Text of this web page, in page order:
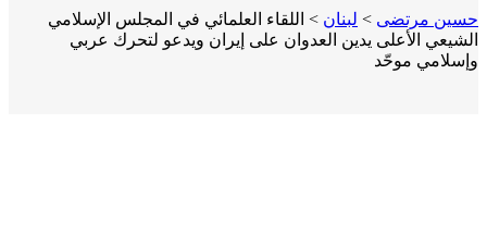
حسين مرتضى > لبنان > اللقاء العلمائي في المجلس الإسلامي
الشيعي الأعلى يدين العدوان على إيران ويدعو لتحرك عربي
وإسلامي موحّد